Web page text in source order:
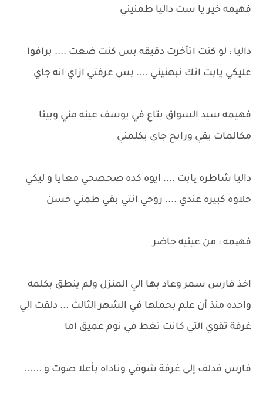
فهیمه خير يا ست داليا طمنيني
داليا : لو كنت اتأخرت دقيقه بس كنت ضعت .... برافوا
عليكي يابت انك نبهنيني .... بس عرفتي ازاي انه جاي
فهيمه سيد السواق بتاع في يوسف عينه مني وبينا
مكالمات يقي ورايح جاي يكلمني
داليا شاطره یابت .... ايوه كده صحصحي معايا و ليكي
حلاوه كبيره عندي .... روحي انتي بقي طمني حسن
فهیمه : من عينيه حاضر
اخذ فارس سمر وعاد بها الي المنزل ولم ينطق بكلمه
واحده منذ أن علم بحملها في الشهر الثالث ... دلفت الي
غرفة تقوي التي كانت تغط في نوم عميق اما
فارس فدلف إلى غرفة شوقي وناداه بأعلا صوت و ......